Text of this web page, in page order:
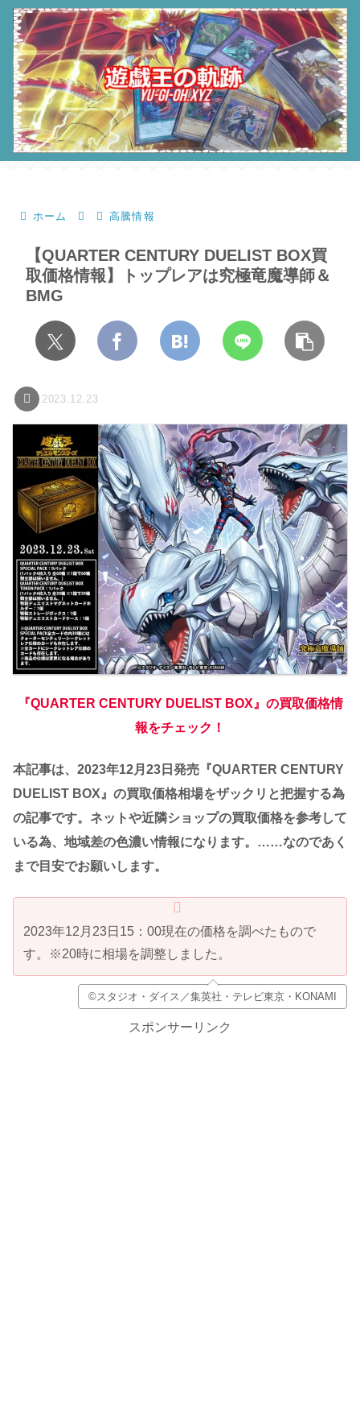
ホーム 高騰情報
【QUARTER CENTURY DUELIST BOX買
取価格情報】トップレアは究極竜魔導師＆
BMG
2023.12.23
『QUARTER CENTURY DUELIST BOX』の買取価格情
報をチェック！
本記事は、2023年12月23日発売『QUARTER CENTURY
DUELIST BOX』の買取価格相場をザックリと把握する為
の記事です。 ネットや近隣ショップの買取価格を参考して
いる為、地域差の色濃い情報になります。……なのであく
まで目安でお願いします。
2023年12月23日15：00現在の価格を調べたもので
す。※20時に相場を調整しました。
©スタジオ・ダイス／集英社・テレビ東京・KONAMI
スポンサーリンク